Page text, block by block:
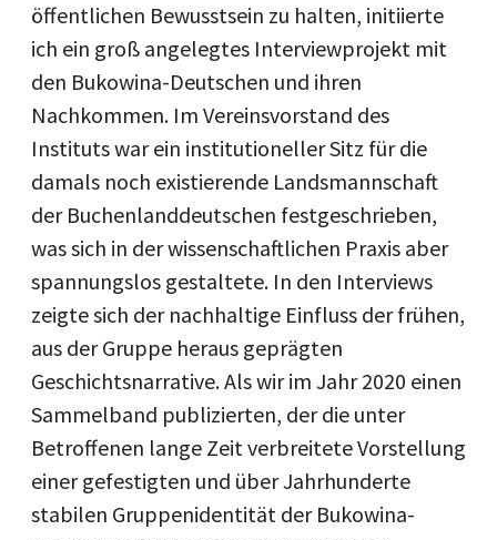
öffentlichen Bewusstsein zu halten, initiierte
ich ein groß angelegtes Interviewprojekt mit
den Bukowina-Deutschen und ihren
Nachkommen. Im Vereinsvorstand des
Instituts war ein institutioneller Sitz für die
damals noch existierende Landsmannschaft
der Buchenlanddeutschen festgeschrieben,
was sich in der wissenschaftlichen Praxis aber
spannungslos gestaltete. In den Interviews
zeigte sich der nachhaltige Einfluss der frühen,
aus der Gruppe heraus geprägten
Geschichtsnarrative. Als wir im Jahr 2020 einen
Sammelband publizierten, der die unter
Betroffenen lange Zeit verbreitete Vorstellung
einer gefestigten und über Jahrhunderte
stabilen Gruppenidentität der Bukowina-